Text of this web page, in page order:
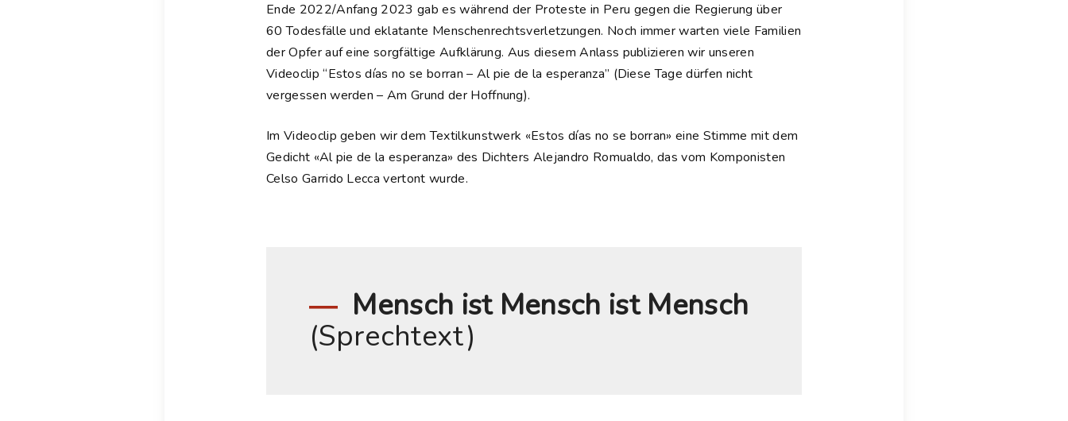
Ende 2022/Anfang 2023 gab es während der Proteste in Peru gegen die Regierung über
60 Todesfälle und eklatante Menschenrechtsverletzungen. Noch immer warten viele Familien
der Opfer auf eine sorgfältige Aufklärung. Aus diesem Anlass publizieren wir unseren
Videoclip “Estos días no se borran – Al pie de la esperanza” (Diese Tage dürfen nicht
vergessen werden – Am Grund der Hoffnung).
Im Videoclip geben wir dem Textilkunstwerk «Estos días no se borran» eine Stimme mit dem
Gedicht «Al pie de la esperanza» des Dichters Alejandro Romualdo, das vom Komponisten
Celso Garrido Lecca vertont wurde.
Mensch ist Mensch ist Mensch
(Sprechtext)